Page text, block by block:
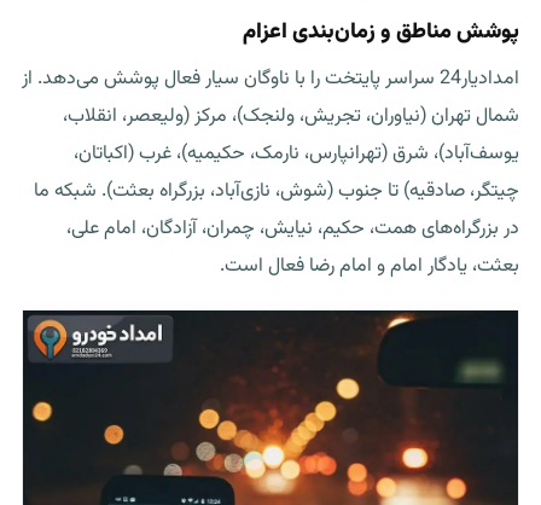
پوشش مناطق و زمان‌بندی اعزام
امدادیار24 سراسر پایتخت را با ناوگان سیار فعال پوشش می‌دهد. از
شمال تهران (نیاوران، تجریش، ولنجک)، مرکز (ولیعصر، انقلاب،
یوسف‌آباد)، شرق (تهرانپارس، نارمک، حکیمیه)، غرب (اکباتان،
چیتگر، صادقیه) تا جنوب (شوش، نازی‌آباد، بزرگراه بعثت). شبکه ما
در بزرگراه‌های همت، حکیم، نیایش، چمران، آزادگان، امام علی،
بعثت، یادگار امام و امام رضا فعال است.